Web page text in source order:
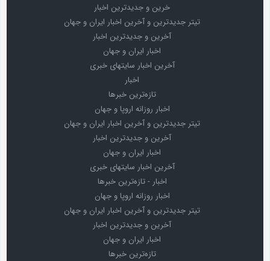
خرین و جدیدترین اخبار
تیتر جدیدترین و آخرین اخبار ایران و جهان
آخرین و جدیدترین اخبار
اخبار ایران و جهان
آخرین اخبار سایتهای خبری
اخبار
تازه‌ترین خبرها
اخبار روزانه اروپا و جهان
تیتر جدیدترین و آخرین اخبار ایران و جهان
آخرین و جدیدترین اخبار
اخبار ایران و جهان
آخرین اخبار سایتهای خبری
اخبار - تازه‌ترین خبرها
اخبار روزانه اروپا و جهان
تیتر جدیدترین و آخرین اخبار ایران و جهان
آخرین و جدیدترین اخبار
اخبار ایران و جهان
تازه‌ترین خبرها